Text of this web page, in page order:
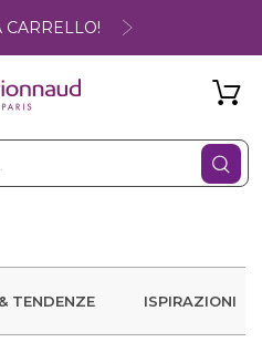
CARRELLO!
TENDENZE ISPIRAZIONI